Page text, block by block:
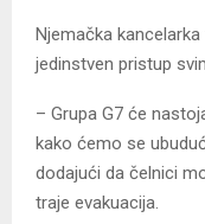
Njemačka
jedinstven pristup
– Grupa G7 će
kako ćemo se
dodajući da čelnici
traje evakuacija.